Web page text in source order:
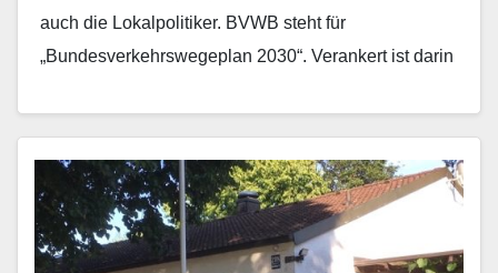
auch die Lokalpolitiker. BVWB steht für
„Bundesverkehrswegeplan 2030“. Verankert ist da­rin
Mehr erfahren